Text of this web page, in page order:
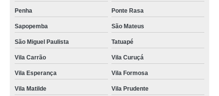
Penha Ponte Rasa
Sapopemba São Mateus
São Miguel Paulista Tatuapé
Vila Carrão Vila Curuçá
Vila Esperança Vila Formosa
Vila Matilde Vila Prudente